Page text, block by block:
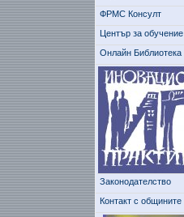
ФРМС Консулт
Център за обучение
Онлайн Библиотека
Законодателство
Контакт с общините